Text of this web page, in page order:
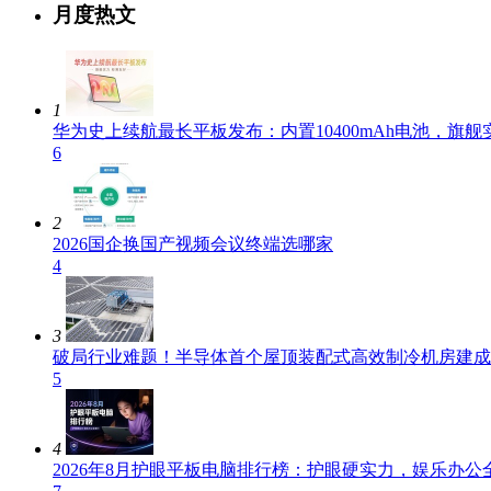
月度热文
1
华为史上续航最长平板发布：内置10400mAh电池，旗舰
6
2
2026国企换国产视频会议终端选哪家
4
3
破局行业难题！半导体首个屋顶装配式高效制冷机房建成
5
4
2026年8月护眼平板电脑排行榜：护眼硬实力，娱乐办公